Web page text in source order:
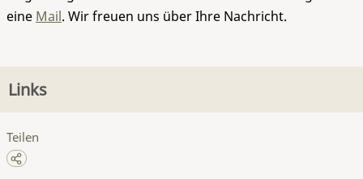
eine Mail. Wir freuen uns über Ihre Nachricht.
Links
Teilen